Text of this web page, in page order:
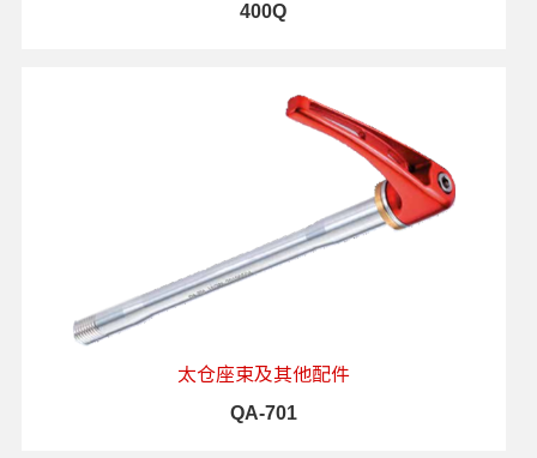
400Q
太仓座束及其他配件
QA-701